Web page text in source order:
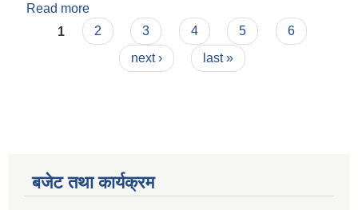
Read more
Pages
1 2 3 4 5
6
next ›
last »
बजेट तथा कार्यक्रम